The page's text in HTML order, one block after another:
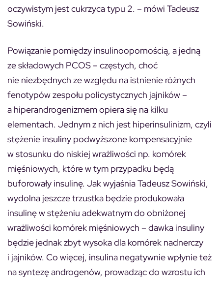
oczywistym jest cukrzyca typu 2. – mówi Tadeusz
Sowiński.
Powiązanie pomiędzy insulinoopornością, a jedną
ze składowych PCOS – częstych, choć
nie niezbędnych ze względu na istnienie różnych
fenotypów zespołu policystycznych jajników –
a hiperandrogenizmem opiera się na kilku
elementach. Jednym z nich jest hiperinsulinizm, czyli
stężenie insuliny podwyższone kompensacyjnie
w stosunku do niskiej wrażliwości np. komórek
mięśniowych, które w tym przypadku będą
buforowały insulinę. Jak wyjaśnia Tadeusz Sowiński,
wydolna jeszcze trzustka będzie produkowała
insulinę w stężeniu adekwatnym do obniżonej
wrażliwości komórek mięśniowych – dawka insuliny
będzie jednak zbyt wysoka dla komórek nadnerczy
i jajników. Co więcej, insulina negatywnie wpłynie też
na syntezę androgenów, prowadząc do wzrostu ich